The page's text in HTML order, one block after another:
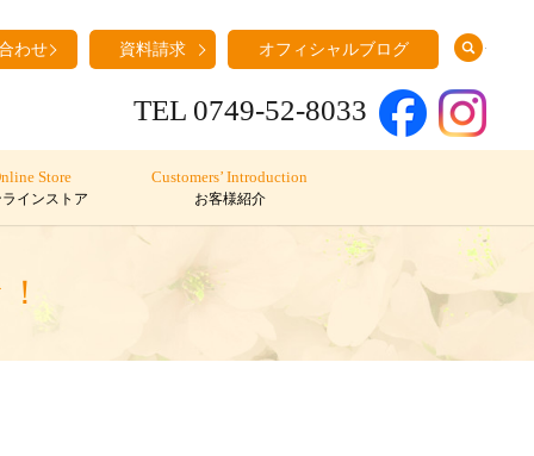
わせ 資料請求 オフィシャルブログ
TEL 0749-52-8033
Store
ラインストア
Customers’ Introduction
お客様紹介